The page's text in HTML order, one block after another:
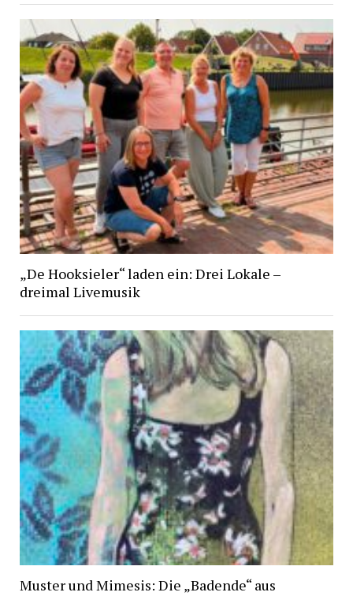
„De Hooksieler“ laden ein: Drei Lokale –
dreimal Livemusik
Muster und Mimesis: Die „Badende“ aus